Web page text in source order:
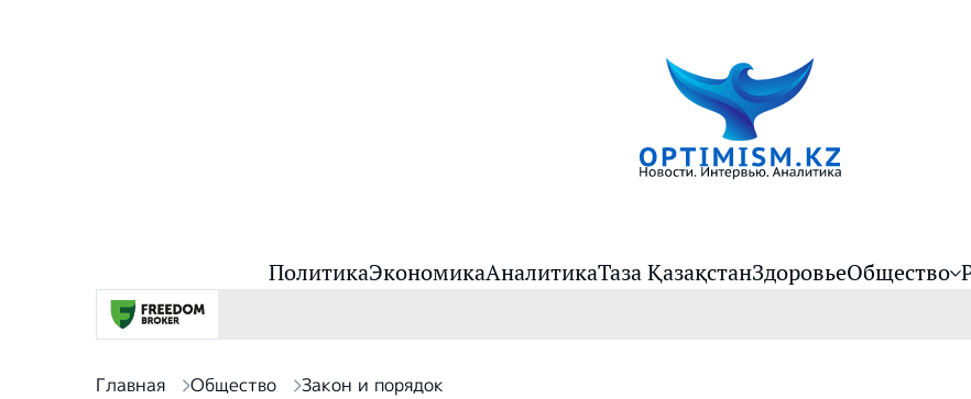
ПолитикаЭкономикаАналитикаТаза ҚазақстанЗдоровьеОбщество
Главная Общество Закон и порядок